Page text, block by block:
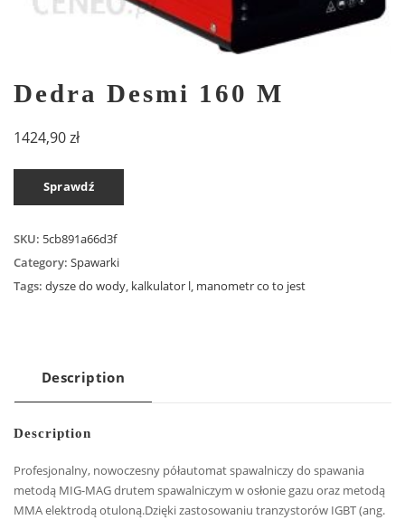
Dedra Desmi 160 M
1424,90zł
Sprawdź
SKU: 5cb891a66d3f
Category: Spawarki
Tags: dysze do wody, kalkulator l, manometr co to jest
Description
Description
Profesjonalny, nowoczesny półautomat spawalniczy do spawania
metodą MIG-MAG drutem spawalniczym w osłonie gazu oraz metodą
MMA elektrodą otuloną.Dzięki zastosowaniu tranzystorów IGBT (ang.